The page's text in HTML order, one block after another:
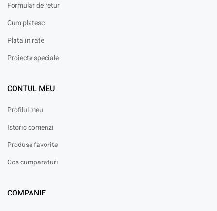
Formular de retur
Cum platesc
Plata in rate
Proiecte speciale
CONTUL MEU
Profilul meu
Istoric comenzi
Produse favorite
Cos cumparaturi
COMPANIE